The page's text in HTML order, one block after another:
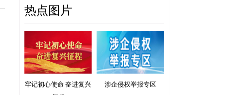
热点图片
牢记初心使命 奋进复兴
涉企侵权举报专区